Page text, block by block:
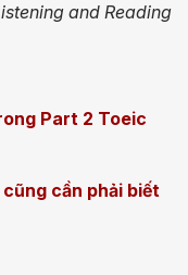
and Reading
Part 2 Toeic
cần phải biết